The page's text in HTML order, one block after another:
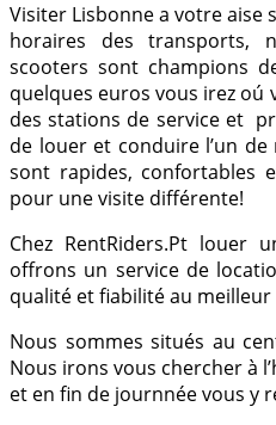
Visiter Lisbonne a votre aise
horaires des transports,
scooters sont champions
quelques euros vous irez oú
des stations de service et
de louer et conduire l’un
sont rapides, confortables
pour une visite différente!
Chez RentRiders.Pt louer
offrons un service de
qualité et fiabilité au meilleur
Nous sommes situés au
Nous irons vous chercher à
et en fin de journnée vous y